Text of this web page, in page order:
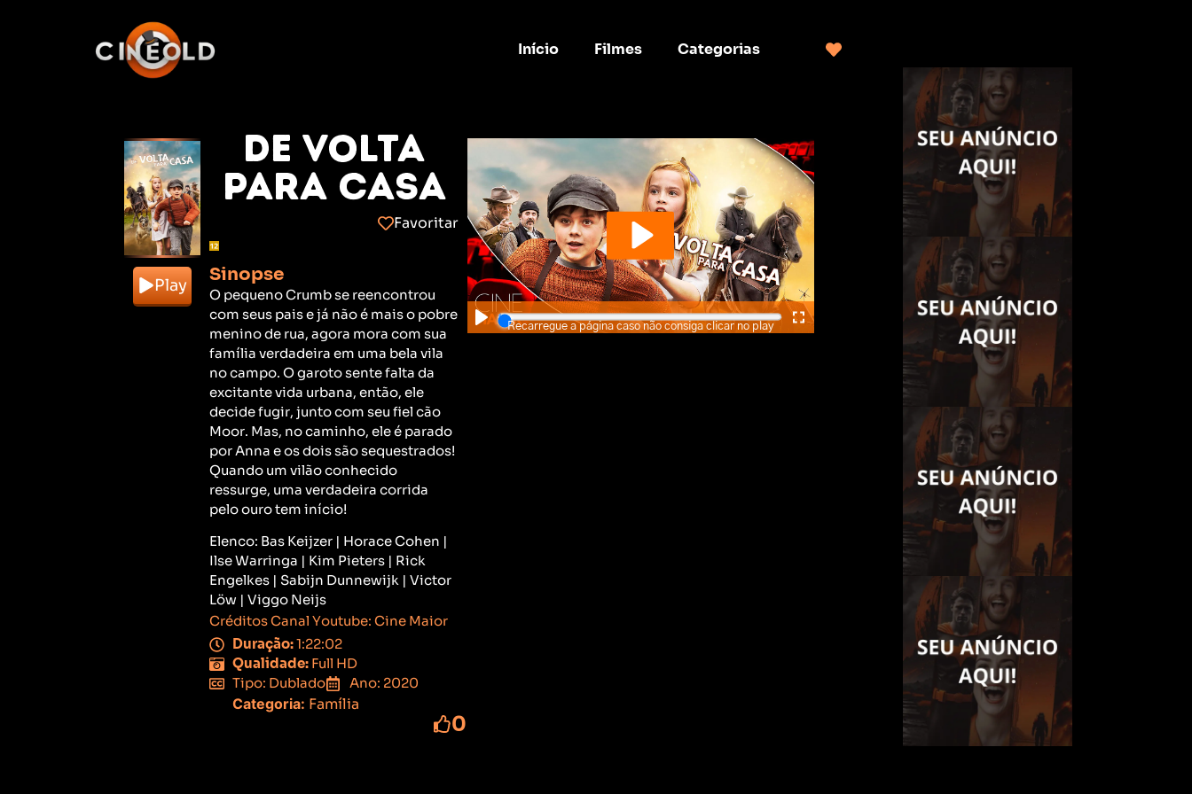
Início Filmes Categorias
Play
De Volta
para Casa
Favoritar
Sinopse
O pequeno Crumb se reencontrou
com seus pais e já não é mais o pobre
menino de rua, agora mora com sua
família verdadeira em uma bela vila
no campo. O garoto sente falta da
excitante vida urbana, então, ele
decide fugir, junto com seu fiel cão
Moor. Mas, no caminho, ele é parado
por Anna e os dois são sequestrados!
Quando um vilão conhecido
ressurge, uma verdadeira corrida
pelo ouro tem início!
Elenco: Bas Keijzer | Horace Cohen |
Ilse Warringa | Kim Pieters | Rick
Engelkes | Sabijn Dunnewijk | Victor
Löw | Viggo Neijs
Créditos Canal Youtube: Cine Maior
Duração:1:22:02
Qualidade: Full HD
Tipo: Dublado
Ano: 2020
Categoria: Família
0
Recarregue a página caso não consiga clicar no play